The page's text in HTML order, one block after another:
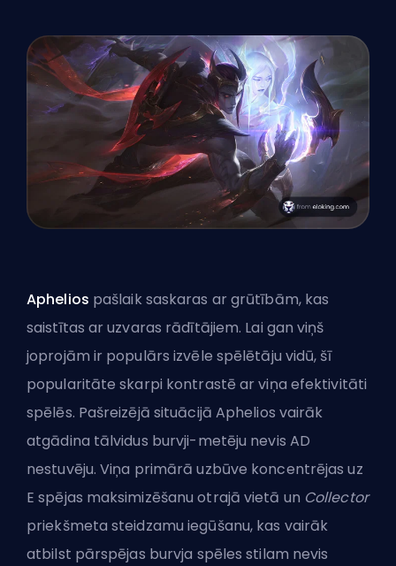
Aphelios pašlaik saskaras ar grūtībām, kas
saistītas ar uzvaras rādītājiem. Lai gan viņš
joprojām ir populārs izvēle spēlētāju vidū, šī
popularitāte skarpi kontrastē ar viņa efektivitāti
spēlēs. Pašreizējā situācijā Aphelios vairāk
atgādina tālvidus burvji-metēju nevis AD
nestuvēju. Viņa primārā uzbūve koncentrējas uz
E spējas maksimizēšanu otrajā vietā un Collector
priekšmeta steidzamu iegūšanu, kas vairāk
atbilst pārspējas burvja spēles stilam nevis